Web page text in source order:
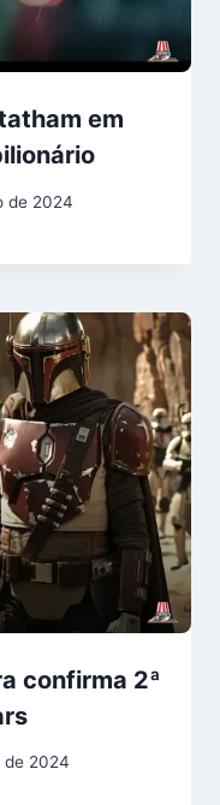
em
de 2024
confirma 2ª
de 2024